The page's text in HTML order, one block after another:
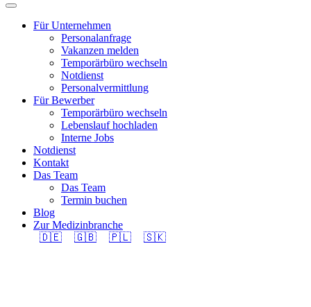
Für Unternehmen
Personalanfrage
Vakanzen melden
Temporärbüro wechseln
Notdienst
Personalvermittlung
Für Bewerber
Temporärbüro wechseln
Lebenslauf hochladen
Interne Jobs
Notdienst
Kontakt
Das Team
Das Team
Termin buchen
Blog
Zur Medizinbranche
🇩🇪
🇬🇧 🇵🇱 🇸🇰